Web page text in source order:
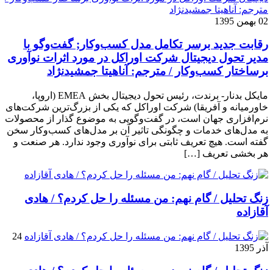
02 بهمن 1395
رقابت جدید برسر تکامل مدل کسب‌و‌کار; گفت‌وگو با
مدیر تحول دیجیتال شرکت اوراکل در مورد اثرات نوآوری
برساختار کسب‌وکار / مترجم: آناهیتا جمشیدنژاد
مایکل بدنار- برندت، رئیس تحول دیجیتال بخش EMEA (اروپا،
خاورمیانه و آفریقا) شرکت اوراکل که یکی از بزرگ‌ترین شرکت‌های
نرم‌افزاری جهان است، در گفت‌وگویی به موضوع گذار از محصولات
به مدل‌های خدمات و چگونگی تاثیر آن بر مدل‌های کسب‌و‌کار سخن
گفته است. هیچ تعریف ثابتی برای نوآوری وجود ندارد. هر صنعت و
هر بخشی تعریف […]
زنگ تحلیل / گام نهم: من مسئله را حل کردم؟ / هادی
آقازاده
24
آذر 1395